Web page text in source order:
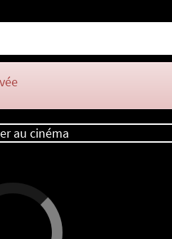
au cinéma